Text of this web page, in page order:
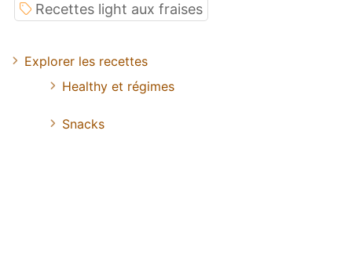
Recettes light aux fraises
Explorer les recettes
Healthy et régimes
Snacks